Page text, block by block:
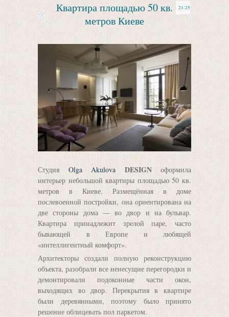
21:25
Квартира площадью 50 кв.
метров Киеве
Студия Olga Akulova DESIGNоформила
интерьер небольшой квартиры площадью 50 кв.
метров в Киеве. Размещённая в доме
послевоенной постройки, она ориентирована на
две стороны дома — во двор и на бульвар.
Квартира принадлежит зрелой паре, часто
бывающей в Европе и любящей
«интеллигентный комфорт».
Архитекторы создали полную реконструкцию
объекта, разобрали все ненесущие перегородки и
демонтировали подоконные части окон,
выходящих во двор. Перекрытия в квартире
были деревянными, поэтому было принято
решение облицевать пол паркетом.